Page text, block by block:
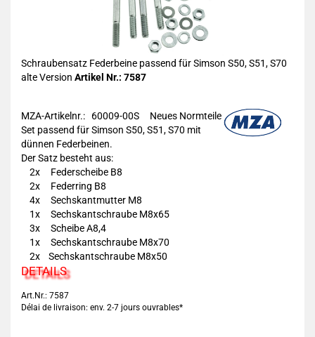
Schraubensatz Federbeine passend für Simson S50, S51, S70
alte Version Artikel Nr.: 7587
MZA-Artikelnr.: 60009-00S
Neues Normteile
Set passend für Simson S50, S51, S70 mit
dünnen Federbeinen.
Der Satz besteht aus:
2x Federscheibe B8
2x Federring B8
4x Sechskantmutter M8
1x Sechskantschraube M8x65
3x Scheibe A8,4
1x Sechskantschraube M8x70
2x Sechskantschraube M8x50
DETAILS
Art.Nr.: 7587
Délai de livraison: env. 2-7 jours ouvrables*